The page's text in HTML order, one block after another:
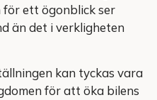
ett ögonblick ser
än det i verkligheten
kan tyckas vara
för att öka bilens